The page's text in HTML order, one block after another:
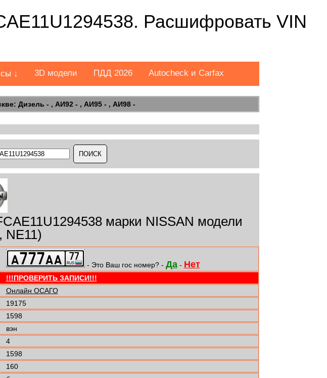
Расшифровать VIN
↓ 3D модели ПДД 2026 Autocheck и Carfax
Дизель - , АИ92 - , АИ95 - , АИ98 -
марки NISSAN модели
NE11)
- Это Ваш гос номер? - Да- Нет
!!!ПРОВЕРИТЬ ЗАПИСИ!!!
Онлайн ОСАГО
19175
1598
вэн
4
1598
160